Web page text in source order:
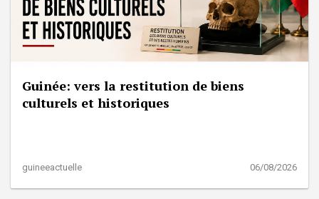
Guinée: vers la restitution de biens
culturels et historiques
guineeactuelle 06/08/2026